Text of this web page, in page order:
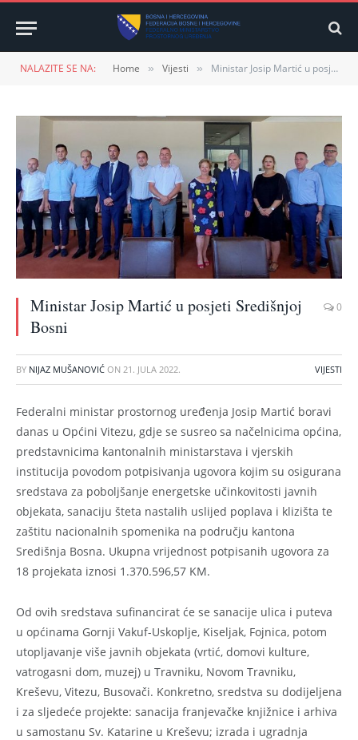
NALAZITE SE NA: Home » Vijesti » Ministar Josip Martić u posjeti Središnjoj Bosni
Ministar Josip Martić u posjeti Središnjoj
Bosni
0
BY NIJAZ MUŠANOVIĆ ON 21. JULA 2022. VIJESTI
Federalni ministar prostornog uređenja Josip Martić boravi
danas u Općini Vitezu, gdje se susreo sa načelnicima općina,
predstavnicima kantonalnih ministarstava i vjerskih
institucija povodom potpisivanja ugovora kojim su osigurana
sredstava za poboljšanje energetske učinkovitosti javnih
objekata, sanaciju šteta nastalih uslijed poplava i klizišta te
zaštitu nacionalnih spomenika na području kantona
Središnja Bosna. Ukupna vrijednost potpisanih ugovora za
18 projekata iznosi 1.370.596,57 KM.
Od ovih sredstava sufinancirat će se sanacije ulica i puteva
u općinama Gornji Vakuf-Uskoplje, Kiseljak, Fojnica, potom
utopljavanje više javnih objekata (vrtić, domovi kulture,
vatrogasni dom, muzej) u Travniku, Novom Travniku,
Kreševu, Vitezu, Busovači. Konkretno, sredstva su dodijeljena
i za sljedeće projekte: sanacija franjevačke knjižnice i arhiva
u samostanu Sv. Katarine u Kreševu; izrada i ugradnja